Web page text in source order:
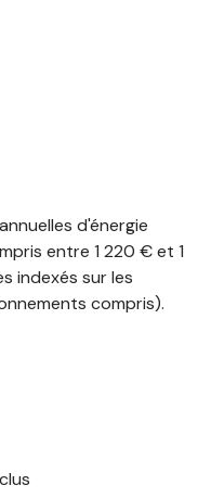
d'énergie
entre 1 220 € et 1
indexés sur les
compris).